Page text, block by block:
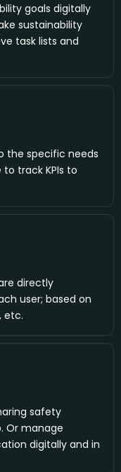
goals digitally
sustainability
task lists and
the specific needs
track KPIs to
directly
user; based on
etc.
safety
Or manage
digitally and in